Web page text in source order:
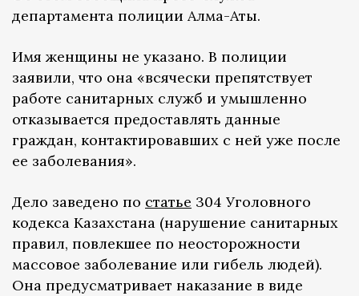
департамента полиции Алма-Аты.
Имя женщины не указано. В полиции
заявили, что она «всячески препятствует
работе санитарных служб и умышленно
отказывается предоставлять данные
граждан, контактировавших с ней уже после
ее заболевания».
Дело заведено по статье 304 Уголовного
кодекса Казахстана (нарушение санитарных
правил, повлекшее по неосторожности
массовое заболевание или гибель людей).
Она предусматривает наказание в виде